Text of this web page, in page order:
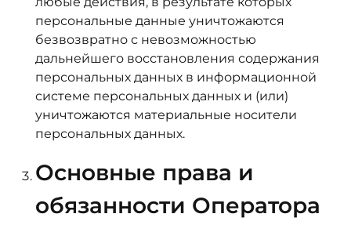
персональные данные уничтожаются
безвозвратно с невозможностью
дальнейшего восстановления содержания
персональных данных в информационной
системе персональных данных и (или)
уничтожаются материальные носители
персональных данных.
Основные права и
обязанности Оператора